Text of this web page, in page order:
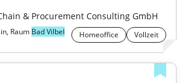
& Procurement Consulting GmbH
Raum Bad Vilbel Homeoffice Vollzeit